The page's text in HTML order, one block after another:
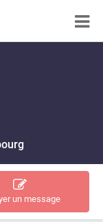
un message